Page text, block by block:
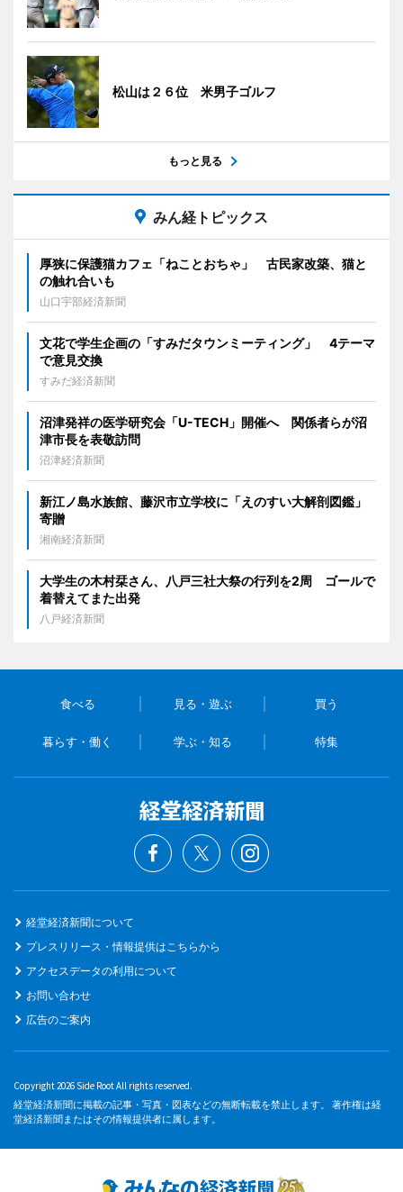
松山は２６位 米男子ゴルフ
もっと見る
みん経トピックス
厚狭に保護猫カフェ「ねことおちゃ」 古民家改築、猫と
の触れ合いも
山口宇部経済新聞
文花で学生企画の「すみだタウンミーティング」 4テーマ
で意見交換
すみだ経済新聞
沼津発祥の医学研究会「U-TECH」開催へ 関係者らが沼
津市長を表敬訪問
沼津経済新聞
新江ノ島水族館、藤沢市立学校に「えのすい大解剖図鑑」
寄贈
湘南経済新聞
大学生の木村栞さん、八戸三社大祭の行列を2周 ゴールで
着替えてまた出発
八戸経済新聞
食べる 見る・遊ぶ 買う
暮らす・働く 学ぶ・知る 特集
経堂経済新聞について
プレスリリース・情報提供はこちらから
アクセスデータの利用について
お問い合わせ
広告のご案内
Copyright 2026 Side Root All rights reserved.
経堂経済新聞に掲載の記事・写真・図表などの無断転載を禁止します。 著作権は経
堂経済新聞またはその情報提供者に属します。